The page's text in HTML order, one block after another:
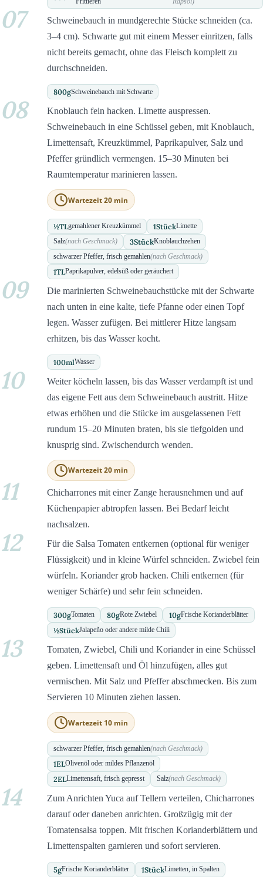
07
Schweinebauch in mundgerechte Stücke schneiden (ca.
3–4 cm). Schwarte gut mit einem Messer einritzen, falls
nicht bereits gemacht, ohne das Fleisch komplett zu
durchschneiden.
800gSchweinebauch mit Schwarte
08
Knoblauch fein hacken. Limette auspressen.
Schweinebauch in eine Schüssel geben, mit Knoblauch,
Limettensaft, Kreuzkümmel, Paprikapulver, Salz und
Pfeffer gründlich vermengen. 15–30 Minuten bei
Raumtemperatur marinieren lassen.
Wartezeit 20 min
½TLgemahlener Kreuzkümmel 1StückLimette
Salz(nach Geschmack) 3StückKnoblauchzehen
schwarzer Pfeffer, frisch gemahlen(nach Geschmack)
1TLPaprikapulver, edelsüß oder geräuchert
09
Die marinierten Schweinebauchstücke mit der Schwarte
nach unten in eine kalte, tiefe Pfanne oder einen Topf
legen. Wasser zufügen. Bei mittlerer Hitze langsam
erhitzen, bis das Wasser kocht.
100mlWasser
10
Weiter köcheln lassen, bis das Wasser verdampft ist und
das eigene Fett aus dem Schweinebauch austritt. Hitze
etwas erhöhen und die Stücke im ausgelassenen Fett
rundum 15–20 Minuten braten, bis sie tiefgolden und
knusprig sind. Zwischendurch wenden.
Wartezeit 20 min
11
Chicharrones mit einer Zange herausnehmen und auf
Küchenpapier abtropfen lassen. Bei Bedarf leicht
nachsalzen.
12
Für die Salsa Tomaten entkernen (optional für weniger
Flüssigkeit) und in kleine Würfel schneiden. Zwiebel fein
würfeln. Koriander grob hacken. Chili entkernen (für
weniger Schärfe) und sehr fein schneiden.
300gTomaten 80gRote Zwiebel 10gFrische Korianderblätter
½StückJalapeño oder andere milde Chili
13
Tomaten, Zwiebel, Chili und Koriander in eine Schüssel
geben. Limettensaft und Öl hinzufügen, alles gut
vermischen. Mit Salz und Pfeffer abschmecken. Bis zum
Servieren 10 Minuten ziehen lassen.
Wartezeit 10 min
schwarzer Pfeffer, frisch gemahlen(nach Geschmack)
1ELOlivenöl oder mildes Pflanzenöl
2ELLimettensaft, frisch gepresst Salz(nach Geschmack)
14
Zum Anrichten Yuca auf Tellern verteilen, Chicharrones
darauf oder daneben anrichten. Großzügig mit der
Tomatensalsa toppen. Mit frischen Korianderblättern und
Limettenspalten garnieren und sofort servieren.
5gFrische Korianderblätter 1StückLimetten, in Spalten